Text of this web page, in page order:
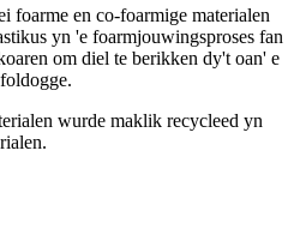
foarme en co-foarmige materialen
yn 'e foarmjouwingsproses fan
om diel te berikken dy't oan' e
wurde maklik recycleed yn